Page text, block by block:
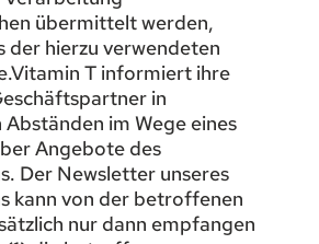
übermittelt werden,
der hierzu verwendeten
T informiert ihre
in
im Wege eines
Angebote des
Der Newsletter unseres
kann von der betroffenen
nur dann empfangen